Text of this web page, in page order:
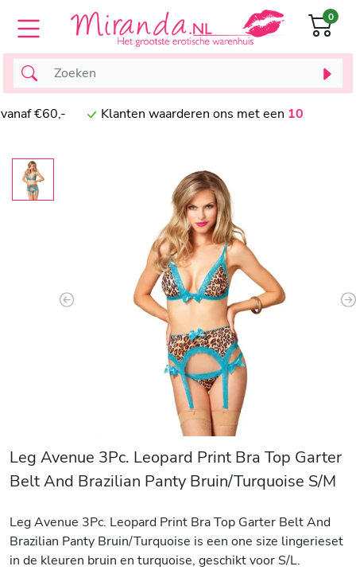
€60,- Klanten waarderen ons met een10
0
Previous
Leg Avenue 3Pc. Leopard Print Bra Top Garter
Belt And Brazilian Panty Bruin/Turquoise S/M
Leg Avenue 3Pc. Leopard Print Bra Top Garter Belt And
Brazilian Panty Bruin/Turquoise is een one size lingerieset
in de kleuren bruin en turquoise, geschikt voor S/L.